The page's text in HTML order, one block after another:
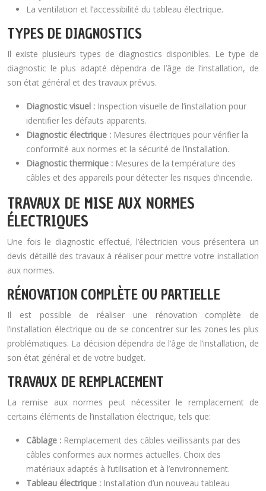
La ventilation et l’accessibilité du tableau électrique.
TYPES DE DIAGNOSTICS
Il existe plusieurs types de diagnostics disponibles. Le type de
diagnostic le plus adapté dépendra de l’âge de l’installation, de
son état général et des travaux prévus.
Diagnostic visuel : Inspection visuelle de l’installation pour
identifier les défauts apparents.
Diagnostic électrique : Mesures électriques pour vérifier la
conformité aux normes et la sécurité de l’installation.
Diagnostic thermique : Mesures de la température des
câbles et des appareils pour détecter les risques d’incendie.
TRAVAUX DE MISE AUX NORMES
ÉLECTRIQUES
Une fois le diagnostic effectué, l’électricien vous présentera un
devis détaillé des travaux à réaliser pour mettre votre installation
aux normes.
RÉNOVATION COMPLÈTE OU PARTIELLE
Il est possible de réaliser une rénovation complète de
l’installation électrique ou de se concentrer sur les zones les plus
problématiques. La décision dépendra de l’âge de l’installation, de
son état général et de votre budget.
TRAVAUX DE REMPLACEMENT
La remise aux normes peut nécessiter le remplacement de
certains éléments de l’installation électrique, tels que:
Câblage : Remplacement des câbles vieillissants par des
câbles conformes aux normes actuelles. Choix des
matériaux adaptés à l’utilisation et à l’environnement.
Tableau électrique : Installation d’un nouveau tableau